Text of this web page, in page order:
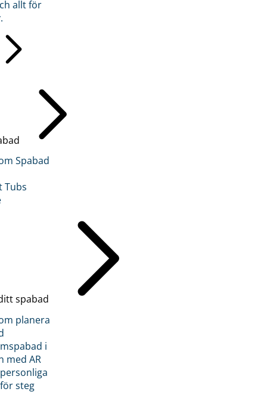
allt för
Spabad
Tubs
spabad
planera
i
med AR
steg